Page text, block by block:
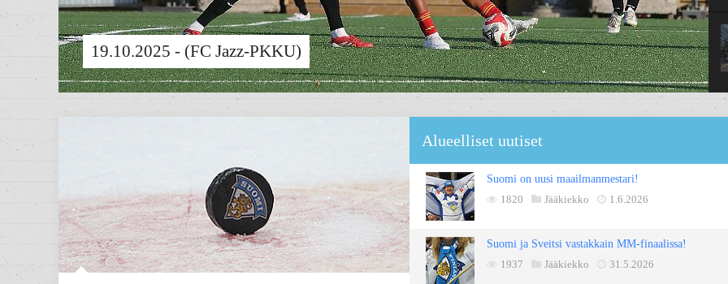
19.10.2025 - (FC Jazz-PKKU)
Alueelliset uutiset
Suomi on uusi maailmanmestari!
1820
Jääkiekko 1.6.2026
Suomi ja Sveitsi vastakkain MM-finaalissa!
1937
Jääkiekko 31.5.2026